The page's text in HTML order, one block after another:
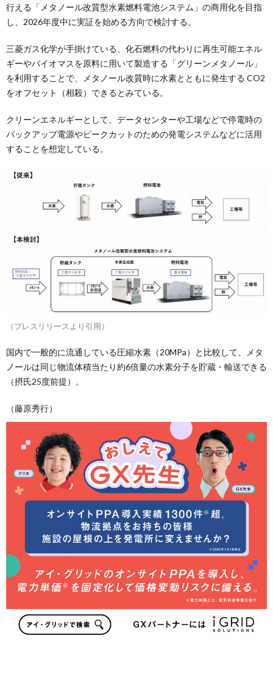
行える「メタノール改質型水素燃料電池システム」の商用化を目指
し、2026年度中に実証を始める方向で検討する。
三菱ガス化学が手掛けている、化石燃料の代わりに再生可能エネル
ギーやバイオマスを原料に用いて製造する「グリーンメタノール」
を利用することで、メタノール改質時に水素とともに発生する CO2
をオフセット（相殺）できるとみている。
クリーンエネルギーとして、データセンターや工場などで停電時の
バックアップ電源やピークカットのための発電システムなどに活用
することを想定している。
（プレスリリースより引用）
国内で一般的に流通している圧縮水素（20MPa）と比較して、メタ
ノールは同じ物流体積当たり約6倍量の水素分子を貯蔵・輸送できる
（摂氏25度前提）。
（藤原秀行）